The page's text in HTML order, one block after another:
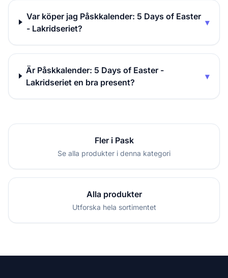
Var köper jag Påskkalender: 5 Days of Easter
- Lakridseriet?
▾
Är Påskkalender: 5 Days of Easter -
Lakridseriet en bra present?
▾
Fler i Pask
Se alla produkter i denna kategori
Alla produkter
Utforska hela sortimentet